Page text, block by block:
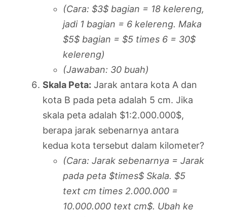
(Cara: $3$ bagian = 18 kelereng,
jadi 1 bagian = 6 kelereng. Maka
$5$ bagian = $5 times 6 = 30$
kelereng)
(Jawaban: 30 buah)
Skala Peta: Jarak antara kota A dan
kota B pada peta adalah 5 cm. Jika
skala peta adalah $1:2.000.000$,
berapa jarak sebenarnya antara
kedua kota tersebut dalam kilometer?
(Cara: Jarak sebenarnya = Jarak
pada peta $times$ Skala. $5
text cm times 2.000.000 =
10.000.000 text cm$. Ubah ke